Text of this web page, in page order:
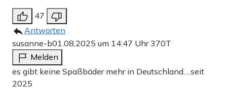
47
Antworten
susanne-b01.08.2025 um 14:47 Uhr370T
Melden
es gibt keine Spaßbäder mehr in Deutschland….seit
2025